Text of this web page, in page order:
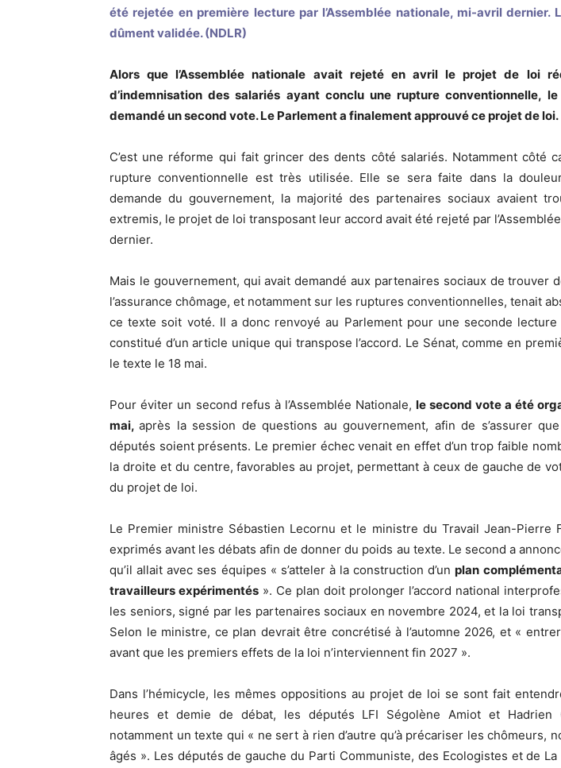
été rejetée en première lecture par l’Assemblée nationale, mi-avril dernier.
dûment validée. (NDLR)
Alors que l’Assemblée nationale avait rejeté en avril le projet de loi
d’indemnisation des salariés ayant conclu une rupture conventionnelle,
demandé un second vote. Le Parlement a finalement approuvé ce projet de loi.
C’est une réforme qui fait grincer des dents côté salariés. Notamment côté
rupture conventionnelle est très utilisée. Elle se sera faite dans la
demande du gouvernement, la majorité des partenaires sociaux avaient
extremis, le projet de loi transposant leur accord avait été rejeté par
dernier.
Mais le gouvernement, qui avait demandé aux partenaires sociaux de trouver
l’assurance chômage, et notamment sur les ruptures conventionnelles, tenait
ce texte soit voté. Il a donc renvoyé au Parlement pour une seconde
constitué d’un article unique qui transpose l’accord. Le Sénat, comme en
le texte le 18 mai.
Pour éviter un second refus à l’Assemblée Nationale, le second vote a été
mai,après la session de questions au gouvernement, afin de s’assurer
députés soient présents. Le premier échec venait en effet d’un trop faible
la droite et du centre, favorables au projet, permettant à ceux de gauche de
du projet de loi.
Le Premier ministre Sébastien Lecornu et le ministre du Travail Jean-Pierre
exprimés avant les débats afin de donner du poids au texte. Le second a
qu’il allait avec ses équipes « s’atteler à la construction d’unplan
travailleurs expérimentés ». Ce plan doit prolonger l’accord national
les seniors, signé par les partenaires sociaux en novembre 2024, et la loi
Selon le ministre, ce plan devrait être concrétisé à l’automne 2026, et «
avant que les premiers effets de la loi n’interviennent fin 2027 ».
Dans l’hémicycle, les mêmes oppositions au projet de loi se sont fait
heures et demie de débat, les députés LFI Ségolène Amiot et Hadrien
notamment un texte qui « ne sert à rien d’autre qu’à précariser les chômeurs,
âgés ». Les députés de gauche du Parti Communiste, des Ecologistes et de La